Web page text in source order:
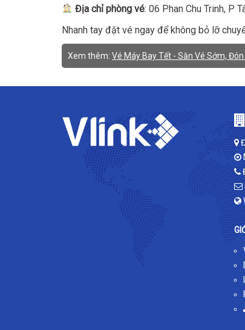
Địa chỉ phòng vé: 06 Phan Chu Trinh, P
Nhanh tay đặt vé ngay để không bỏ lỡ
Xem thêm: Vé Máy Bay Tết - Săn Vé Sớm, Đón